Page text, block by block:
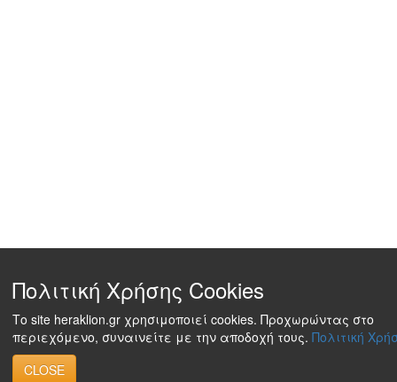
Πολιτική Χρήσης Cookies
Το site heraklion.gr χρησιμοποιεί cookies. Προχωρώντας στο
περιεχόμενο, συναινείτε με την αποδοχή τους. Πολιτική
CLOSE